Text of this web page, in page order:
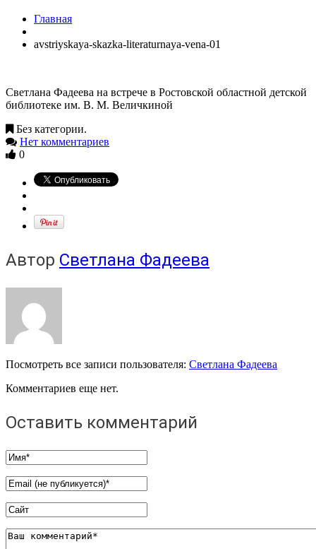
Главная
avstriyskaya-skazka-literaturnaya-vena-01
Светлана Фадеева на встрече в Ростовской областной детской
библиотеке им. В. М. Величкиной
Без категории.
Нет комментариев
0
Автор Светлана Фадеева
Посмотреть все записи пользователя: Светлана Фадеева
Комментариев еще нет.
Оставить комментарий